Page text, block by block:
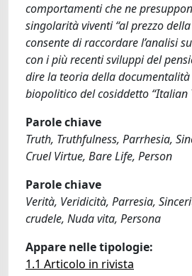
comportamenti che ne
singolarità viventi “al prezzo
consente di raccordare l’analisi
con i più recenti sviluppi del
dire la teoria della documentalità
biopolitico del cosiddetto “Italian
Parole chiave
Truth, Truthfulness, Parrhesia,
Cruel Virtue, Bare Life, Person
Parole chiave
Verità, Veridicità, Parresia,
crudele, Nuda vita, Persona
Appare nelle tipologie:
1.1 Articolo in rivista